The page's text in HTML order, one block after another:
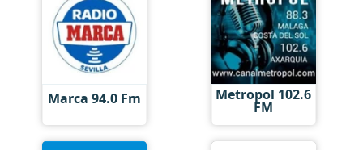
Marca 94.0 Fm Metropol 102.6
FM